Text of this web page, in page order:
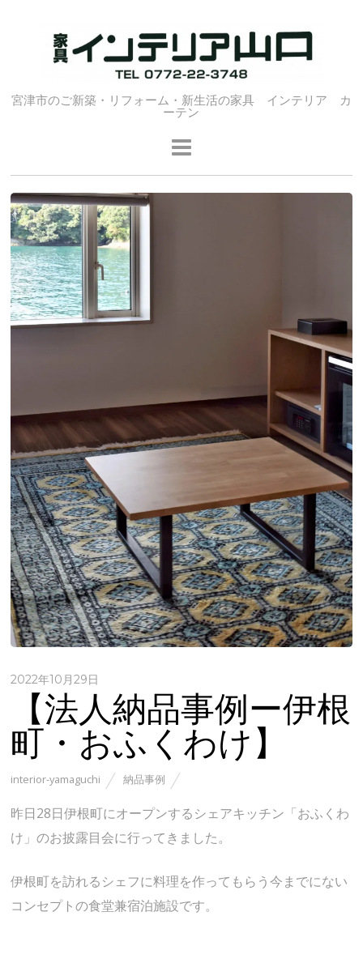
宮津市のご新築・リフォーム・新生活の家具 インテリア カ
ーテン
2022年10月29日
【法人納品事例ー伊根
町・おふくわけ】
interior-yamaguchi 納品事例
昨日28日伊根町にオープンするシェアキッチン「おふくわ
け」のお披露目会に行ってきました。
伊根町を訪れるシェフに料理を作ってもらう今までにない
コンセプトの食堂兼宿泊施設です。